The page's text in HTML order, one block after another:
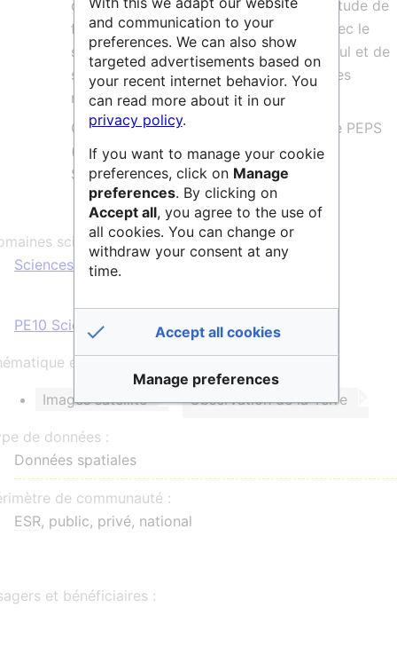
d’aider les acteurs publics et privés à l’étude de
faisabilité ou la maturation d’un sujet avec le
support d’experts et de moyens de calcul et de
stockage, sur un temps limité et avec des
moyens alloués à l’étude.
GEODES a pris le relais de la plateforme PEPS
(Plateforme d’Exploitation des Produits
Sentinel).
scientifiques :
Sciences & Technologies
PE10 Sciences du Système Terre
et/ou mots clés :
Images satellite Observation de la Terre
de données :
Données spatiales
de communauté :
ESR, public, privé, national
et bénéficiaires :
and communication to your
preferences. We can also show
targeted advertisements based on
your recent internet behavior. You
can read more about it in our
privacy policy.
If you want to manage your cookie
preferences, click on Manage
preferences. By clicking on
Accept all, you agree to the use of
all cookies. You can change or
withdraw your consent at any
time.
Accept all cookies
Manage preferences